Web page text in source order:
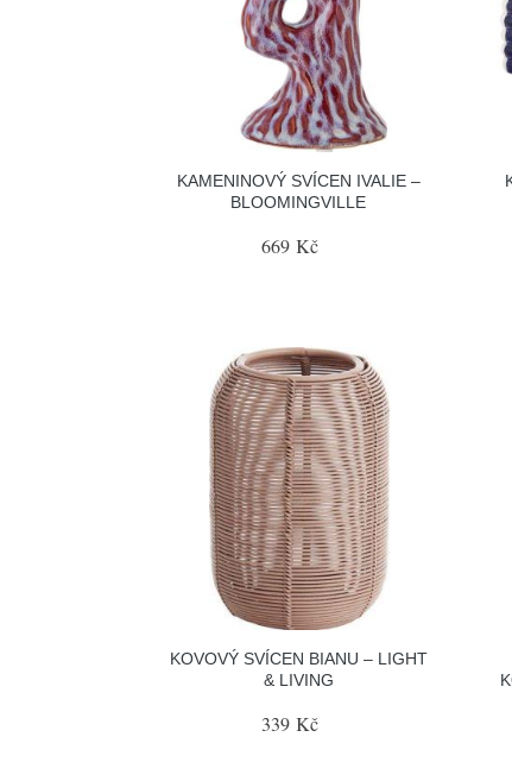
KAMENINOVÝ SVÍCEN IVALIE –
BLOOMINGVILLE
669 Kč
KOVOVÝ SVÍCEN BIANU – LIGHT
& LIVING
339 Kč